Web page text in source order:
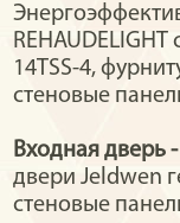
14TSS-4,
стеновые
Входная дверь
двери Jeldwen
стеновые